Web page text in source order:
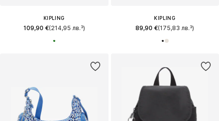
KIPLING
109,90 €(214,95 лв.³)
KIPLING
89,90 €(175,83 лв.³)